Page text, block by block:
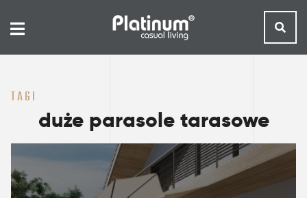
TAGI
duże parasole tarasowe